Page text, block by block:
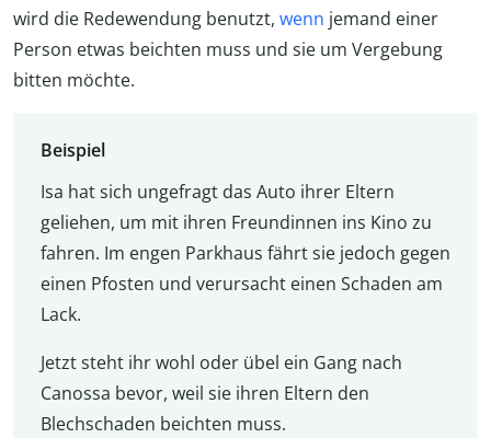
wird die Redewendung benutzt, wenn jemand einer
Person etwas beichten muss und sie um Vergebung
bitten möchte.
Beispiel
Isa hat sich ungefragt das Auto ihrer Eltern
geliehen, um mit ihren Freundinnen ins Kino zu
fahren. Im engen Parkhaus fährt sie jedoch gegen
einen Pfosten und verursacht einen Schaden am
Lack.
Jetzt steht ihr wohl oder übel ein Gang nach
Canossa bevor, weil sie ihren Eltern den
Blechschaden beichten muss.